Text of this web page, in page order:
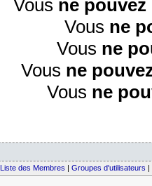
Vous ne pouvez
Vous ne
Vous ne
Vous ne
Vous ne
Liste des Membres | Groupes d'utilisateurs |